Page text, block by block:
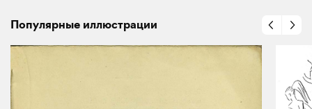
Популярные иллюстрации